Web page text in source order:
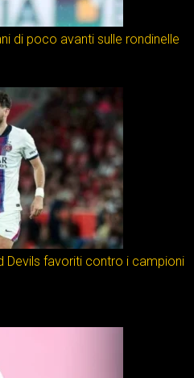
di poco avanti sulle rondinelle
Devils favoriti contro i campioni